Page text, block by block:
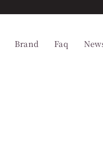
Brand Faq